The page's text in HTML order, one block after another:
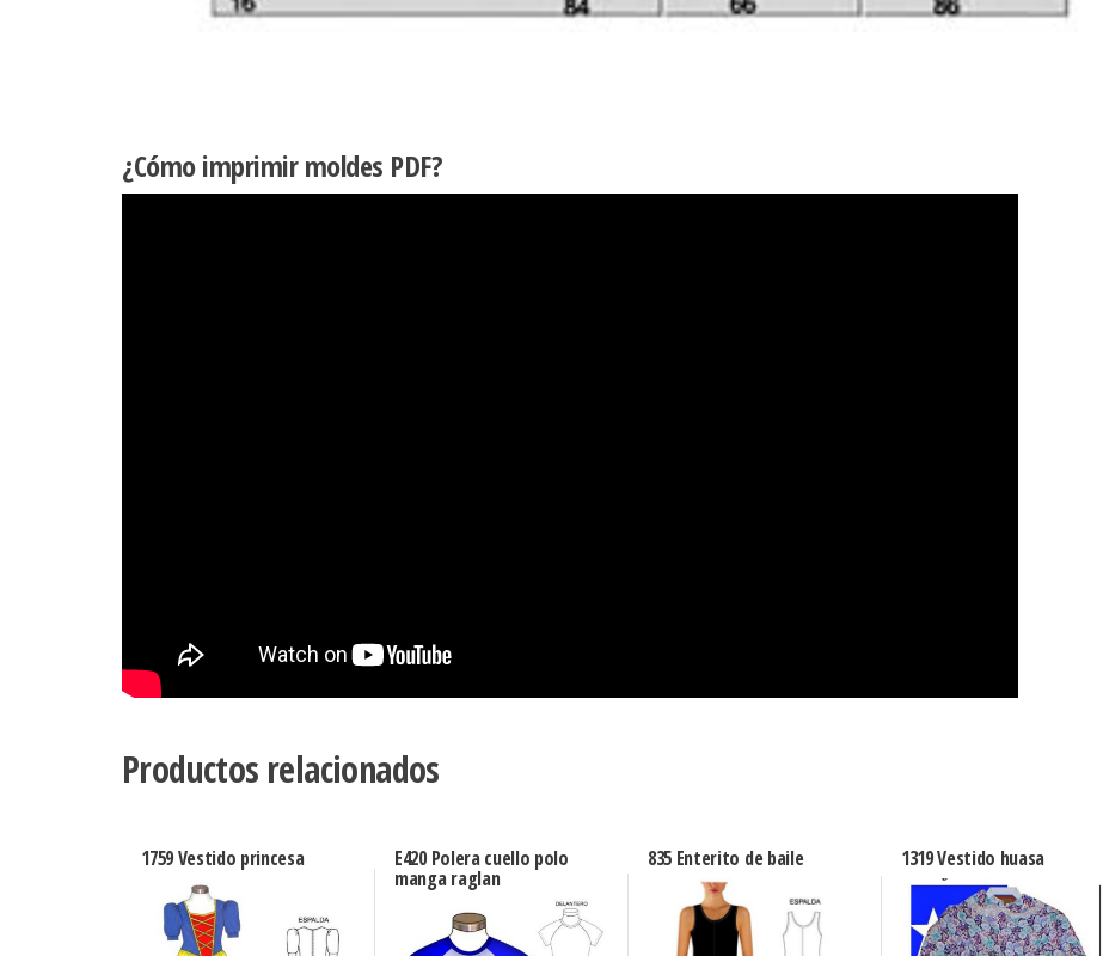
¿Cómo imprimir moldes PDF?
Productos relacionados
1759 Vestido princesa E420 Polera cuello polo
manga raglan
835 Enterito de baile 1319 Vestido huasa